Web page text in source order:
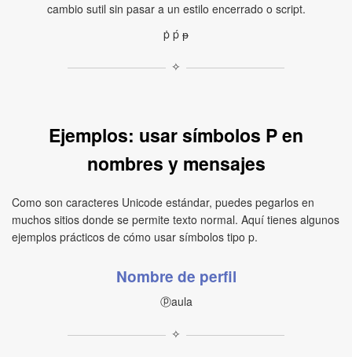
cambio sutil sin pasar a un estilo encerrado o script.
ṗ ṕ ᵽ
✧
Ejemplos: usar símbolos P en
nombres y mensajes
Como son caracteres Unicode estándar, puedes pegarlos en
muchos sitios donde se permite texto normal. Aquí tienes algunos
ejemplos prácticos de cómo usar símbolos tipo p.
Nombre de perfil
ⓟaula
✧